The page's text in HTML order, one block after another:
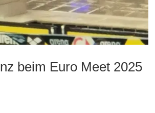
beim Euro Meet 2025